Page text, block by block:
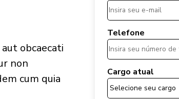
obcaecati
non
cum quia
Telefone
Cargo atual